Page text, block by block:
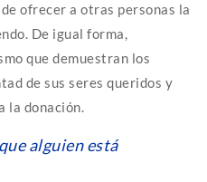
ofrecer a otras personas la
De igual forma,
que demuestran los
de sus seres queridos y
la donación.
alguien está